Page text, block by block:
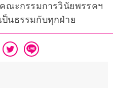
คณะกรรมการวินัยพรรคฯ
ป็นธรรมกับทุกฝ่าย